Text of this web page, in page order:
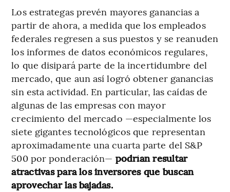
Los estrategas prevén mayores ganancias a
partir de ahora, a medida que los empleados
federales regresen a sus puestos y se reanuden
los informes de datos económicos regulares,
lo que disipará parte de la incertidumbre del
mercado, que aun así logró obtener ganancias
sin esta actividad. En particular, las caídas de
algunas de las empresas con mayor
crecimiento del mercado —especialmente los
siete gigantes tecnológicos que representan
aproximadamente una cuarta parte del S&P
500 por ponderación— podrían resultar
atractivas para los inversores que buscan
aprovechar las bajadas.